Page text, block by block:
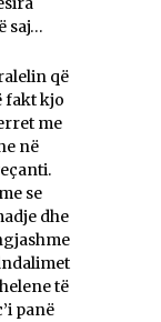
saj…
që
fakt kjo
me
në
se
dhe
të
panë